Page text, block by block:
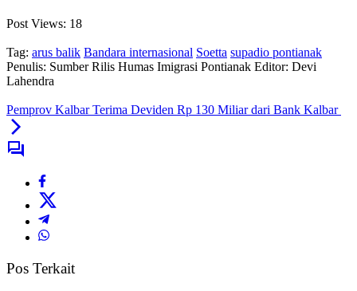
Post Views: 18
Tag: arus balik Bandara internasional Soetta supadio pontianak
Penulis: Sumber Rilis Humas Imigrasi Pontianak Editor: Devi
Lahendra
Pemprov Kalbar Terima Deviden Rp 130 Miliar dari Bank Kalbar
Pos Terkait